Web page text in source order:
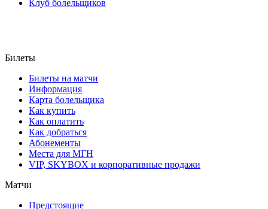
Клуб болельщиков
Билеты
Билеты на матчи
Информация
Карта болельщика
Как купить
Как оплатить
Как добраться
Абонементы
Места для МГН
VIP, SKYBOX и корпоративные продажи
Матчи
Предстоящие